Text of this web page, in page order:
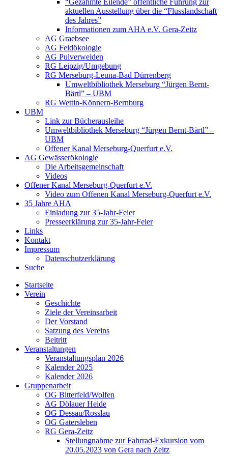
“Gezähmte Eilende” öffentliche Führung zur
aktuellen Ausstellung über die “Flusslandschaft
des Jahres”
Informationen zum AHA e.V. Gera-Zeitz
AG Graebsee
AG Feldökologie
AG Pulverweiden
RG Leipzig/Umgebung
RG Merseburg-Leuna-Bad Dürrenberg
Umweltbibliothek Merseburg “Jürgen Bernt-
Bärtl” – UBM
RG Wettin-Könnern-Bernburg
UBM
Link zur Bücherausleihe
Umweltbibliothek Merseburg “Jürgen Bernt-Bärtl” –
UBM
Offener Kanal Merseburg-Querfurt e.V.
AG Gewässerökologie
Die Arbeitsgemeinschaft
Videos
Offener Kanal Merseburg-Querfurt e.V.
Video zum Offenen Kanal Merseburg-Querfurt e.V.
35 Jahre AHA
Einladung zur 35-Jahr-Feier
Presseerklärung zur 35-Jahr-Feier
Links
Kontakt
Impressum
Datenschutzerklärung
Suche
Startseite
Verein
Geschichte
Ziele der Vereinsarbeit
Der Vorstand
Satzung des Vereins
Beitritt
Veranstaltungen
Veranstaltungsplan 2026
Kalender 2025
Kalender 2026
Gruppenarbeit
OG Bitterfeld/Wolfen
AG Dölauer Heide
OG Dessau/Rosslau
OG Gatersleben
RG Gera-Zeitz
Stellungnahme zur Fahrrad-Exkursion vom
20.05.2023 von Gera nach Zeitz